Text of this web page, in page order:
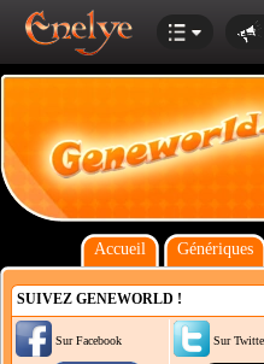
Accueil Génériques
SUIVEZ GENEWORLD !
Sur Facebook Sur